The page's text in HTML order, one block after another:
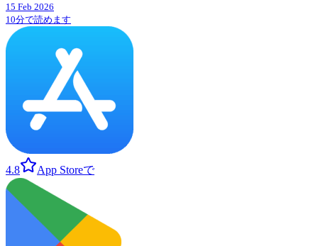
15 Feb 2026
10分で読めます
4.8 App Storeで